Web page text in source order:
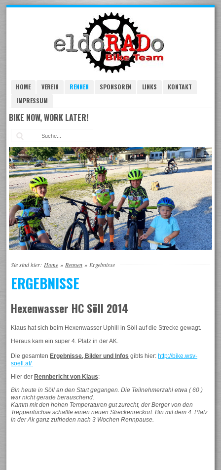
HOME VEREIN RENNEN SPONSOREN LINKS
KONTAKT
IMPRESSUM
BIKE NOW, WORK LATER!
Sie sind hier: Home » Rennen » Ergebnisse
ERGEBNISSE
Hexenwasser HC Söll 2014
Klaus hat sich beim Hexenwasser Uphill in Söll auf die Strecke gewagt.
Heraus kam ein super 4. Platz in der AK.
Die gesamtenErgebnisse, Bilder und Infos gibts hier:http://bike.wsv-
soell.at/
Hier derRennbericht von Klaus:
Bin heute in Söll an den Start gegangen. Die Teilnehmerzahl etwa ( 60 )
war nicht gerade berauschend.
Kamm mit den hohen Temperaturengut zurecht, der Berger von den
Treppenfüchse schaffte einen neuen Streckenreckort. Bin mit dem 4. Platz
in der Ak ganz zufrieden nach 3 Wochen Rennpause.